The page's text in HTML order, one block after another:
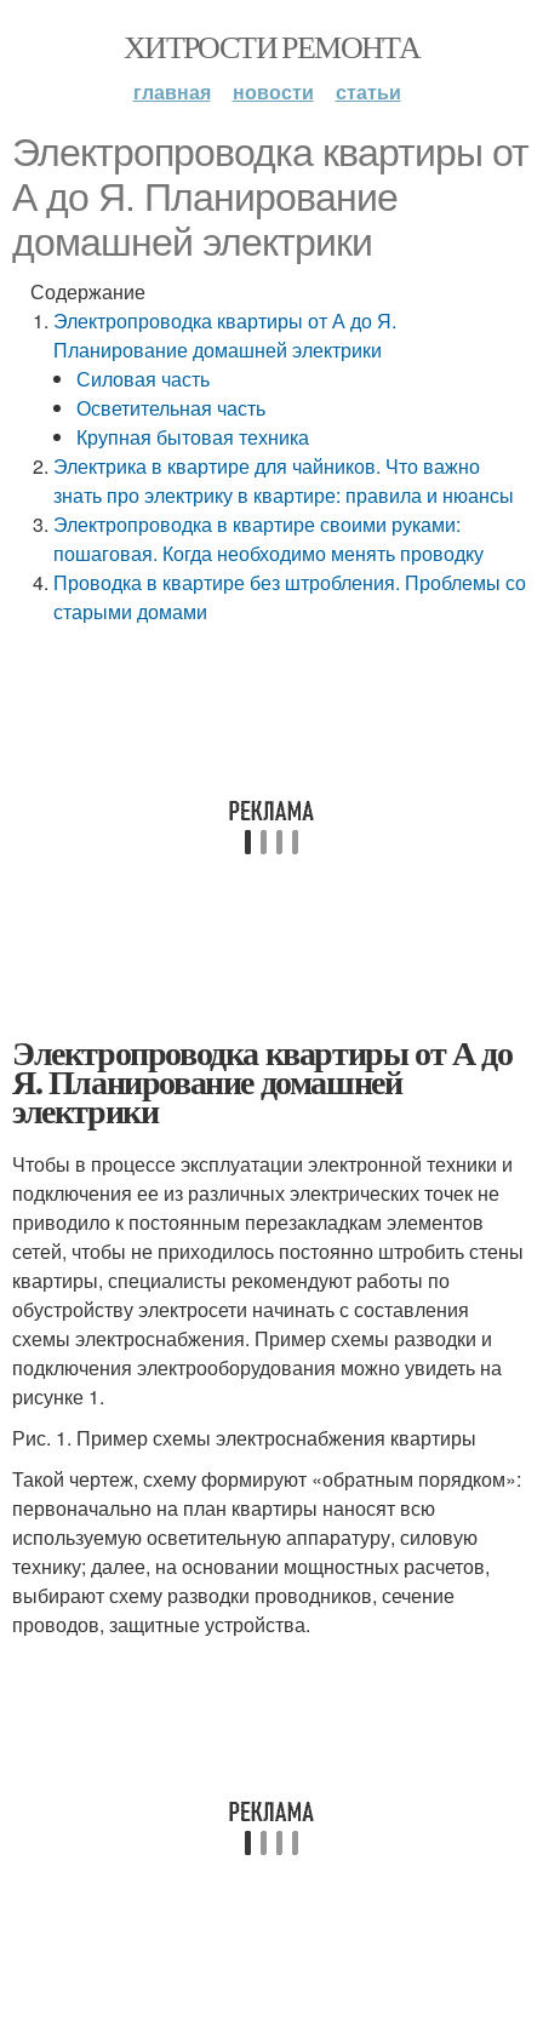
ХИТРОСТИ РЕМОНТА
главная новости статьи
Электропроводка квартиры от
А до Я. Планирование
домашней электрики
Содержание
Электропроводка квартиры от А до Я.
Планирование домашней электрики
Силовая часть
Осветительная часть
Крупная бытовая техника
Электрика в квартире для чайников. Что важно
знать про электрику в квартире: правила и нюансы
Электропроводка в квартире своими руками:
пошаговая. Когда необходимо менять проводку
Проводка в квартире без штробления. Проблемы со
старыми домами
Электропроводка квартиры от А до
Я. Планирование домашней
электрики
Чтобы в процессе эксплуатации электронной техники и
подключения ее из различных электрических точек не
приводило к постоянным перезакладкам элементов
сетей, чтобы не приходилось постоянно штробить стены
квартиры, специалисты рекомендуют работы по
обустройству электросети начинать с составления
схемы электроснабжения. Пример схемы разводки и
подключения электрооборудования можно увидеть на
рисунке 1.
Рис. 1. Пример схемы электроснабжения квартиры
Такой чертеж, схему формируют «обратным порядком»:
первоначально на план квартиры наносят всю
используемую осветительную аппаратуру, силовую
технику; далее, на основании мощностных расчетов,
выбирают схему разводки проводников, сечение
проводов, защитные устройства.